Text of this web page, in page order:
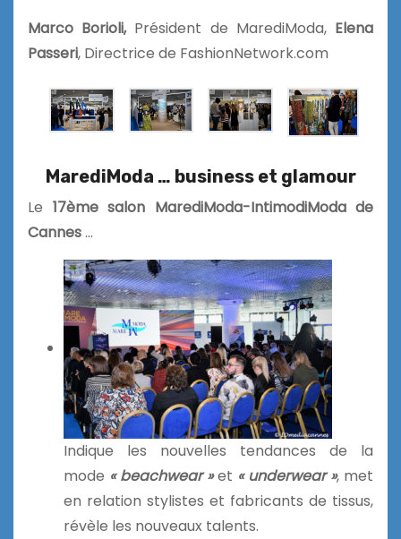
Marco Borioli, Président de MarediModa, Elena
Passeri, Directrice de FashionNetwork.com
MarediModa … business et glamour
Le 17ème salon MarediModa-IntimodiModa de
Cannes…
Indique les nouvelles tendances de la
mode « beachwear »et « underwear », met
en relation stylistes et fabricants de tissus,
révèle les nouveaux talents.